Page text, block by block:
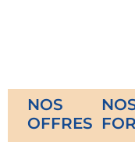
NOS
OFFRES